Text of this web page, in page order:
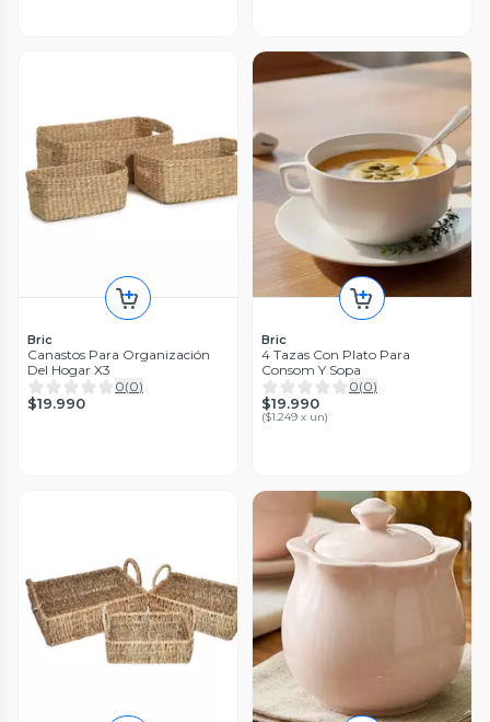
Bric
Canastos Para Organización
Del Hogar X3
0(0)
$19.990
Bric
4 Tazas Con Plato Para
Consom Y Sopa
0(0)
$19.990
($1.249 x un)